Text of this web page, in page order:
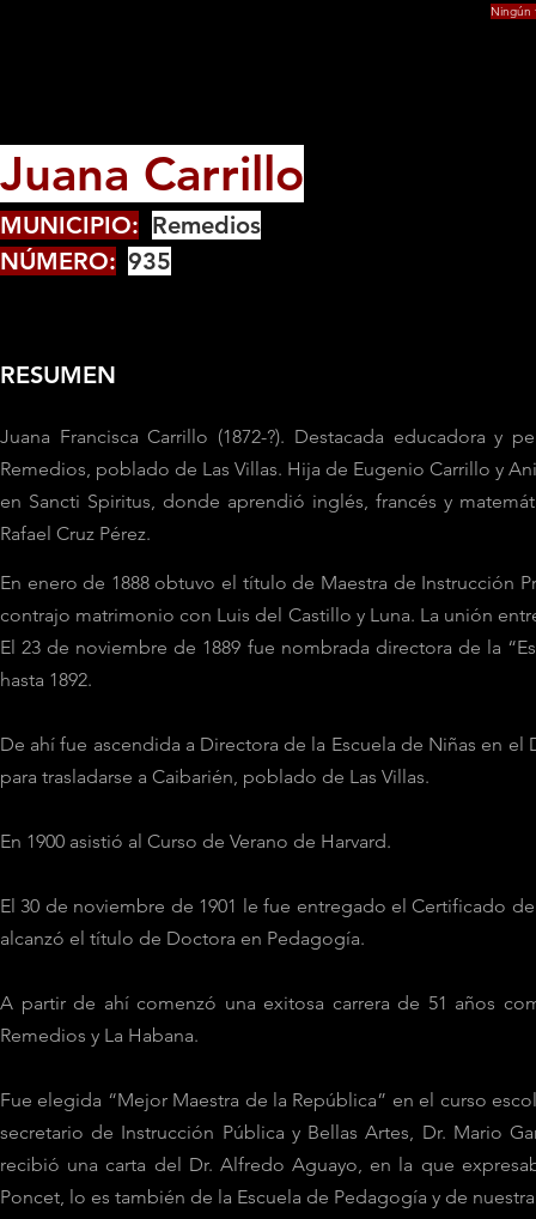
Ningún
Juana Carrillo
MUNICIPIO: Remedios
NÚMERO: 935
RESUMEN
Juana Francisca Carrillo (1872-?). Destacada educadora
Remedios, poblado de Las Villas. Hija de Eugenio Carrillo y
en Sancti Spiritus, donde aprendió inglés, francés y
Rafael Cruz Pérez.
En enero de 1888 obtuvo el título de Maestra de Instrucción
contrajo matrimonio con Luis del Castillo y Luna. La unión
El 23 de noviembre de 1889 fue nombrada directora de la
hasta 1892.
De ahí fue ascendida a Directora de la Escuela de Niñas en
para trasladarse a Caibarién, poblado de Las Villas.
En 1900 asistió al Curso de Verano de Harvard.
El 30 de noviembre de 1901 le fue entregado el Certificado
alcanzó el título de Doctora en Pedagogía.
A partir de ahí comenzó una exitosa carrera de 51 años
Remedios y La Habana.
Fue elegida “Mejor Maestra de la República” en el curso
secretario de Instrucción Pública y Bellas Artes, Dr. Mario
recibió una carta del Dr. Alfredo Aguayo, en la que
Poncet, lo es también de la Escuela de Pedagogía y de